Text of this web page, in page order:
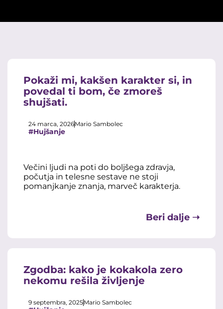
Pokaži mi, kakšen karakter si, in
povedal ti bom, če zmoreš
shujšati.
24 marca, 2026Mario Sambolec
#Hujšanje
Večini ljudi na poti do boljšega zdravja,
počutja in telesne sestave ne stoji
pomanjkanje znanja, marveč karakterja.
Beri dalje ➝
Zgodba: kako je kokakola zero
nekomu rešila življenje
9 septembra, 2025Mario Sambolec